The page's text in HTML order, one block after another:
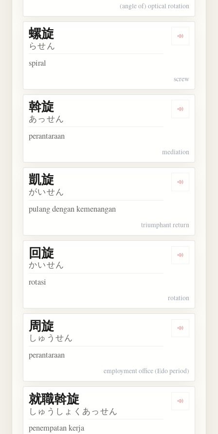
(angle of) optical rotation
Dengarkan
螺旋
らせん
spiral
screw
Dengarkan
斡旋
あっせん
perantaraan
mediation
Dengarkan
凱旋
がいせん
pulang dengan kemenangan
triumphant return
Dengarkan
回旋
かいせん
rotasi
rotation
Dengarkan
周旋
しゅうせん
perantaraan
employment office (Edo period)
Dengarkan
就職斡旋
しゅうしょくあっせん
penempatan kerja